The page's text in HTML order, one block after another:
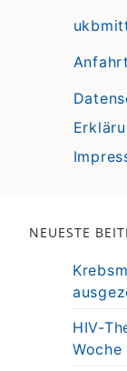
NEUESTE
HIV-
Woche